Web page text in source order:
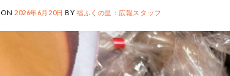
ON 2026年6月20日 BY 福ふくの里：広報スタッフ